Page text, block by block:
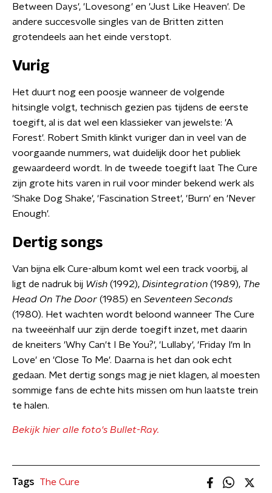
Between Days', 'Lovesong' en 'Just Like Heaven'. De
andere succesvolle singles van de Britten zitten
grotendeels aan het einde verstopt.
Vurig
Het duurt nog een poosje wanneer de volgende
hitsingle volgt, technisch gezien pas tijdens de eerste
toegift, al is dat wel een klassieker van jewelste: 'A
Forest'. Robert Smith klinkt vuriger dan in veel van de
voorgaande nummers, wat duidelijk door het publiek
gewaardeerd wordt. In de tweede toegift laat The Cure
zijn grote hits varen in ruil voor minder bekend werk als
'Shake Dog Shake', 'Fascination Street', 'Burn' en 'Never
Enough'.
Dertig songs
Van bijna elk Cure-album komt wel een track voorbij, al
ligt de nadruk bij Wish (1992), Disintegration (1989), The
Head On The Door (1985) en Seventeen Seconds
(1980). Het wachten wordt beloond wanneer The Cure
na tweeënhalf uur zijn derde toegift inzet, met daarin
de kneiters 'Why Can't I Be You?', 'Lullaby', 'Friday I'm In
Love' en 'Close To Me'. Daarna is het dan ook echt
gedaan. Met dertig songs mag je niet klagen, al moesten
sommige fans de echte hits missen om hun laatste trein
te halen.​
Bekijk hier alle foto's Bullet-Ray.
Tags
The Cure